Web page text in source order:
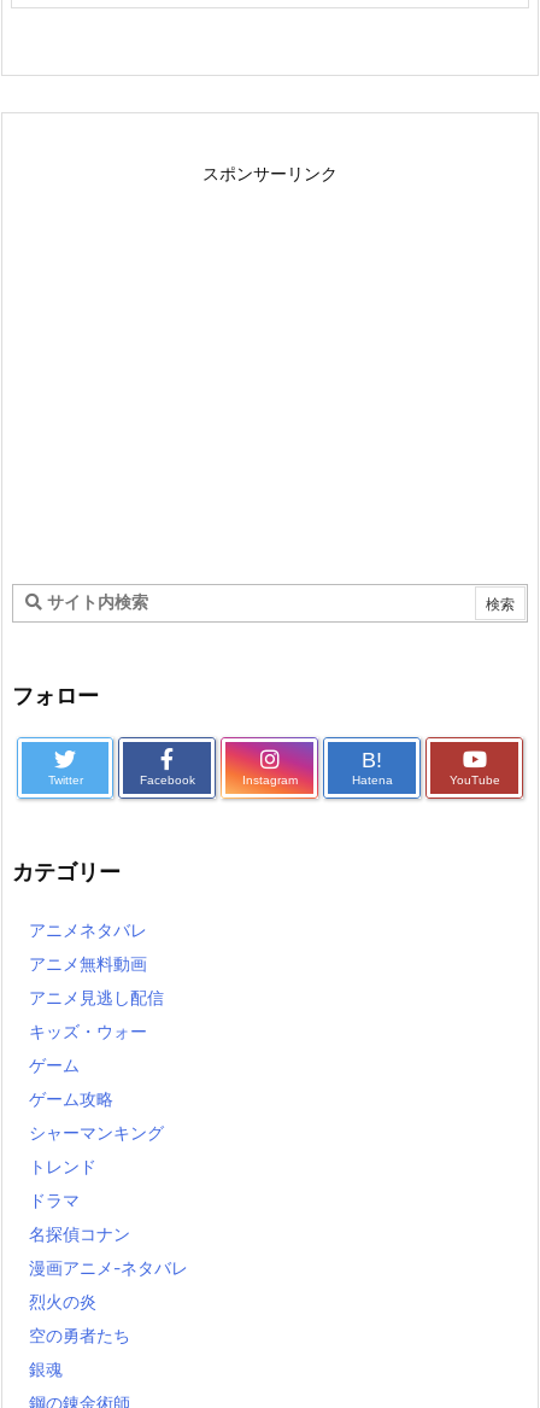
スポンサーリンク
フォロー
Twitter Facebook Instagram
B!
Hatena YouTube
カテゴリー
アニメネタバレ
アニメ無料動画
アニメ見逃し配信
キッズ・ウォー
ゲーム
ゲーム攻略
シャーマンキング
トレンド
ドラマ
名探偵コナン
漫画アニメ-ネタバレ
烈火の炎
空の勇者たち
銀魂
鋼の錬金術師